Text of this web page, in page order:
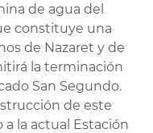
de agua del
constituye una
de Nazaret y de
la terminación
San Segundo.
de este
la actual Estación